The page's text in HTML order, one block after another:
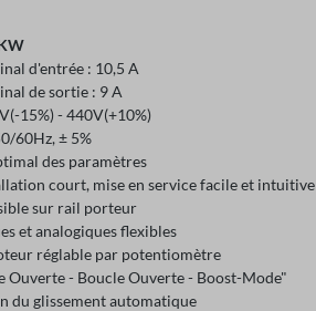
d'entrée : 10,5 A
de sortie : 9 A
15%) - 440V(+10%)
60Hz, ± 5%
des paramètres
court, mise en service facile et intuitive
sur rail porteur
et analogiques flexibles
réglable par potentiomètre
Ouverte - Boucle Ouverte - Boost-Mode"
du glissement automatique